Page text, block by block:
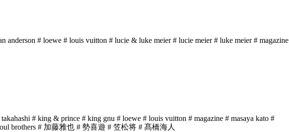
anderson # loewe # louis vuitton # lucie & luke meier # lucie meier # luke meier # magazine
# king & prince # king gnu # loewe # louis vuitton # magazine # masaya kato #
brothers # 加藤雅也 # 勢喜遊 # 笠松将 # 髙橋海人